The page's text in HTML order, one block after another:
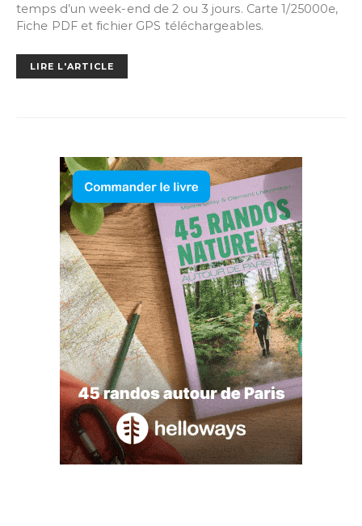
temps d’un week-end de 2 ou 3 jours. Carte 1/25000e,
Fiche PDF et fichier GPS téléchargeables.
LIRE L'ARTICLE